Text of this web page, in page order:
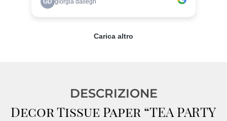
DESCRIZIONE
Decor Tissue Paper “TEA PARTY